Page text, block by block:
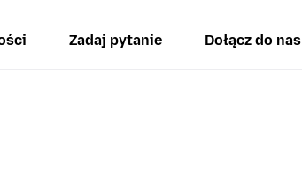
Zadaj pytanie Dołącz do nas